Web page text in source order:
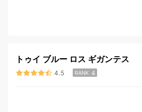
トゥイ ブルー ロス ギガンテス
4.5 RANK 4